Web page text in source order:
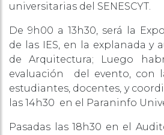
universitarias del SENESCYT.
De 9h00 a 13h30, será la
de las IES, en la explanada y
de Arquitectura; Luego
evaluación del evento, con
estudiantes, docentes, y
las 14h30 en el Paraninfo
Pasadas las 18h30 en el